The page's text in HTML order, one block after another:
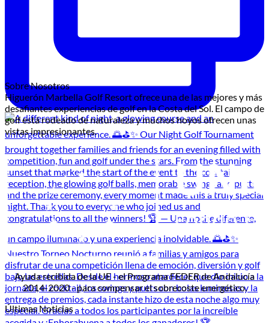
Sobre Nosotros
Higuerón Marbella Golf Resort ofrece una de las mejores y más
desafiantes experiencias de golf en la Costa del Sol. El campo de
golf está rodeado de naturaleza y muchos hoyos ofrecen unas
vistas impresionantes.
Ayuda recibida de la UE - el Programa FEDER de Andalucía
2014-2020 - para compensar el sobrecoste energético.
Últimas Noticias